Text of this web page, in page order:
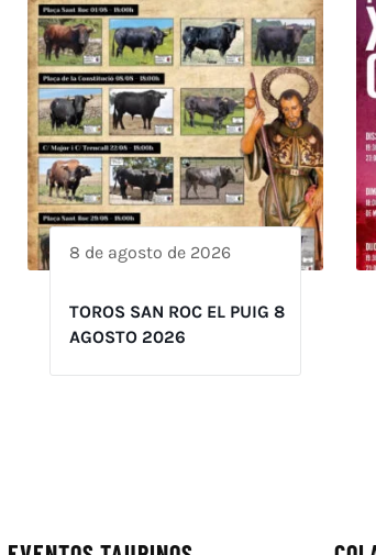
8 de agosto de 2026
TOROS SAN ROC EL PUIG 8
AGOSTO 2026